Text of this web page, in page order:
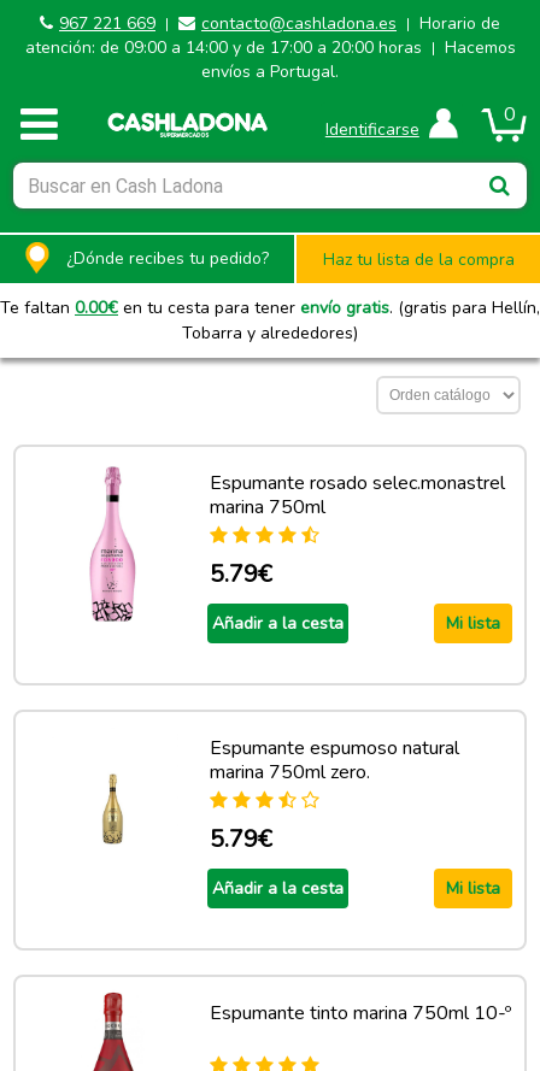
967 221 669 | contacto@cashladona.es | Horario de
atención: de 09:00 a 14:00 y de 17:00 a 20:00 horas
| Hacemos
envíos a Portugal.
0
Identificarse
¿Dónde recibes tu pedido? Haz tu lista de la compra
Te faltan 0.00€ en tu cesta para tener envío gratis. (gratis para Hellín,
Tobarra y alrededores)
Espumante rosado selec.monastrel
marina 750ml
5.79€
Añadir a la cesta Mi lista
Espumante espumoso natural
marina 750ml zero.
5.79€
Añadir a la cesta Mi lista
Espumante tinto marina 750ml 10-º